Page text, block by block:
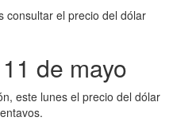
consultar el precio del dólar
de mayo
este lunes el precio del dólar